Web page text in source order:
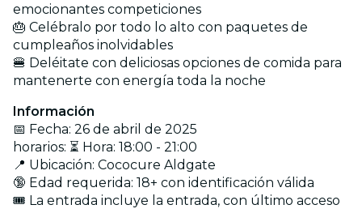
emocionantes competiciones
🎂 Celébralo por todo lo alto con paquetes de
cumpleaños inolvidables
🍔 Deléitate con deliciosas opciones de comida para
mantenerte con energía toda la noche
Información
📅 Fecha: 26 de abril de 2025
horarios: ⏳ Hora: 18:00 - 21:00
📍 Ubicación: Cococure Aldgate
🔞 Edad requerida: 18+ con identificación válida
🎟️ La entrada incluye la entrada, con último acceso